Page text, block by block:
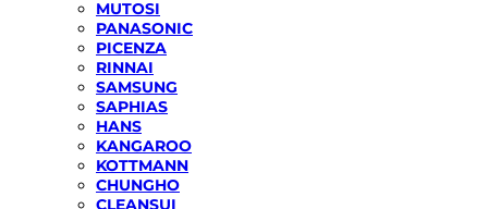
MUTOSI
PANASONIC
PICENZA
RINNAI
SAMSUNG
SAPHIAS
HANS
KANGAROO
KOTTMANN
CHUNGHO
CLEANSUI